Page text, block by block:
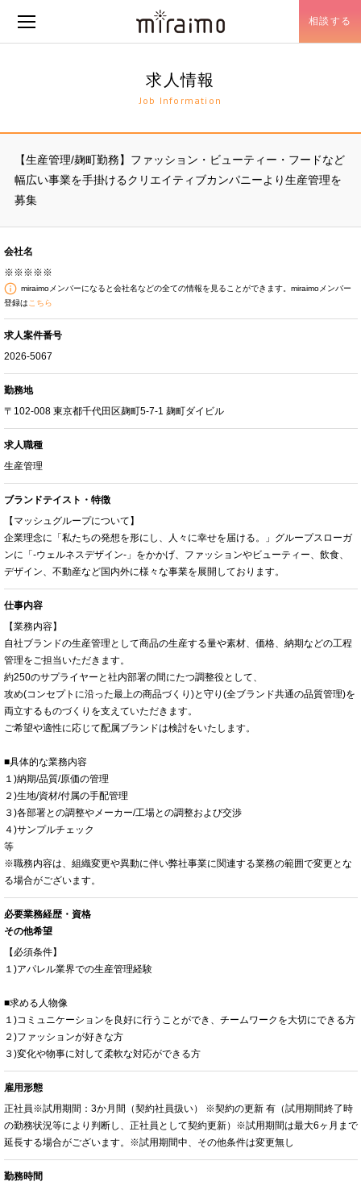
相談する
求人情報
Job Information
【生産管理/麹町勤務】ファッション・ビューティー・フードなど
幅広い事業を手掛けるクリエイティブカンパニーより生産管理を
募集
会社名
※※※※※
miraimoメンバーになると会社名などの全ての情報を見ることができます。miraimoメンバー
登録は こちら
求人案件番号
2026-5067
勤務地
〒102-008 東京都千代田区麹町5-7-1 麹町ダイビル
求人職種
生産管理
ブランドテイスト・特徴
【マッシュグループについて】
企業理念に「私たちの発想を形にし、人々に幸せを届ける。」グループスローガ
ンに「-ウェルネスデザイン-」をかかげ、ファッションやビューティー、飲食、
デザイン、不動産など国内外に様々な事業を展開しております。
仕事内容
【業務内容】
自社ブランドの生産管理として商品の生産する量や素材、価格、納期などの工程
管理をご担当いただきます。
約250のサプライヤーと社内部署の間にたつ調整役として、
攻め(コンセプトに沿った最上の商品づくり)と守り(全ブランド共通の品質管理)を
両立するものづくりを支えていただきます。
ご希望や適性に応じて配属ブランドは検討をいたします。
■具体的な業務内容
１)納期/品質/原価の管理
２)生地/資材/付属の手配管理
３)各部署との調整やメーカー/工場との調整および交渉
４)サンプルチェック
等
※職務内容は、組織変更や異動に伴い弊社事業に関連する業務の範囲で変更とな
る場合がございます。
必要業務経歴・資格
その他希望
【必須条件】
１)アパレル業界での生産管理経験
■求める人物像
１)コミュニケーションを良好に行うことができ、チームワークを大切にできる方
２)ファッションが好きな方
３)変化や物事に対して柔軟な対応ができる方
雇用形態
正社員※試用期間：3か月間（契約社員扱い） ※契約の更新 有（試用期間終了時
の勤務状況等により判断し、正社員として契約更新）※試用期間は最大6ヶ月まで
延長する場合がございます。※試用期間中、その他条件は変更無し
勤務時間